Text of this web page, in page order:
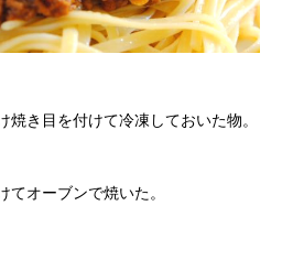
き目を付けて冷凍しておいた物。
オーブンで焼いた。